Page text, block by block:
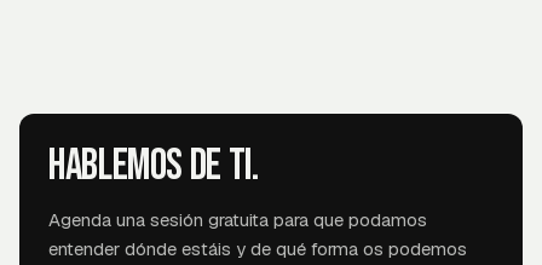
Hablemos de ti.
Agenda una sesión gratuita para que podamos
entender dónde estáis y de qué forma os podemos